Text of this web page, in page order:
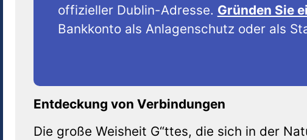
offizieller Dublin-Adresse. Gründen Sie
Bankkonto als Anlagenschutz oder als
Entdeckung von Verbindungen
Die große Weisheit G“ttes, die sich in der